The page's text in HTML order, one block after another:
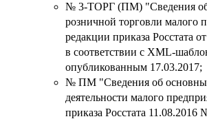
№ 3-ТОРГ (ПМ) "Сведения об
розничной торговли малого
редакции приказа Росстата
в соответствии с XML-
опубликованным 17.03.2017;
№ ПМ "Сведения об
деятельности малого
приказа Росстата 11.08.2016